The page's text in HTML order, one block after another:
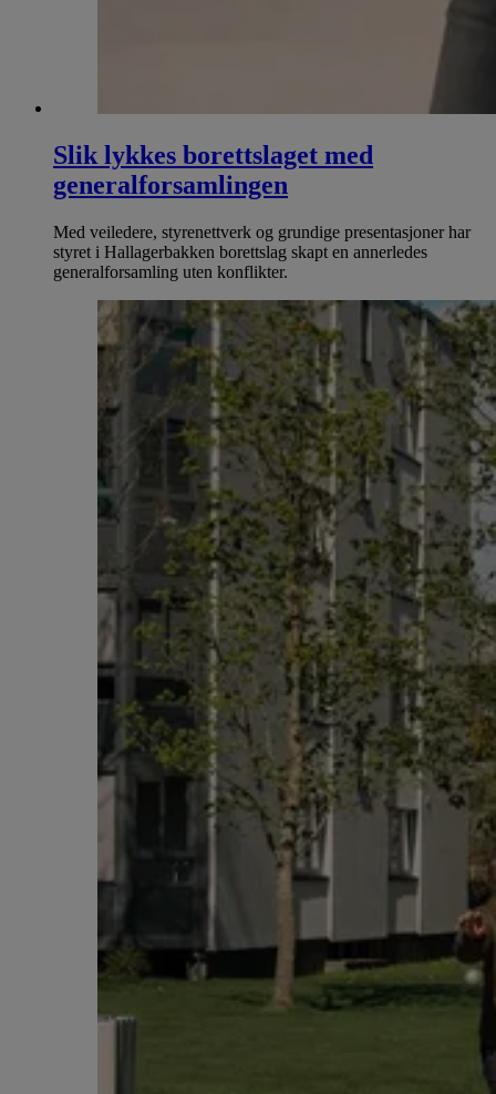
Slik lykkes borettslaget med
generalforsamlingen
Med veiledere, styrenettverk og grundige presentasjoner har
styret i Hallagerbakken borettslag skapt en annerledes
generalforsamling uten konflikter.